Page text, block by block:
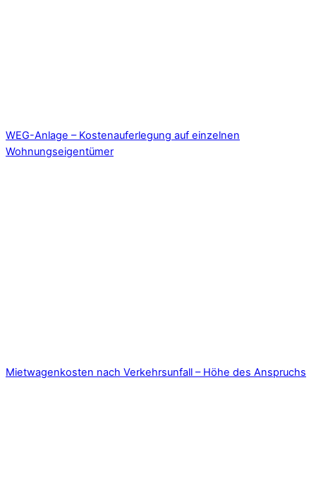
WEG-Anlage – Kostenauferlegung auf einzelnen
Wohnungseigentümer
Mietwagenkosten nach Verkehrsunfall – Höhe des Anspruchs